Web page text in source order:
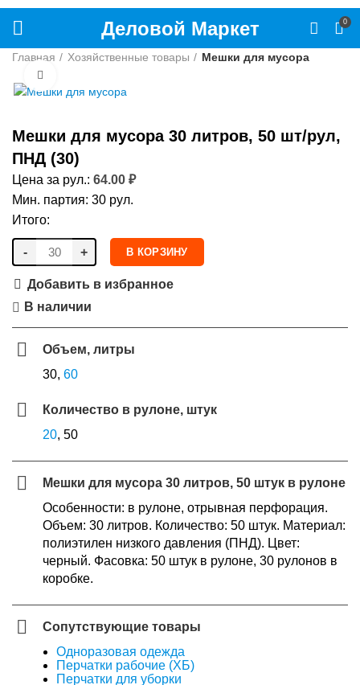
Деловой Маркет 0
Главная Хозяйственные товары Мешки для мусора
Мешки для мусора 30 литров, 50 шт/рул,
ПНД (30)
Цена за рул.: 64.00 ₽
Мин. партия: 30 рул.
Итого:
- + В КОРЗИНУ
Добавить в избранное
В наличии
Объем, литры
30, 60
Количество в рулоне, штук
20, 50
Мешки для мусора 30 литров, 50 штук в рулоне
Особенности: в рулоне, отрывная перфорация.
Объем: 30 литров. Количество: 50 штук. Материал:
полиэтилен низкого давления (ПНД). Цвет:
черный. Фасовка: 50 штук в рулоне, 30 рулонов в
коробке.
Сопутствующие товары
Одноразовая одежда
Перчатки рабочие (ХБ)
Перчатки для уборки